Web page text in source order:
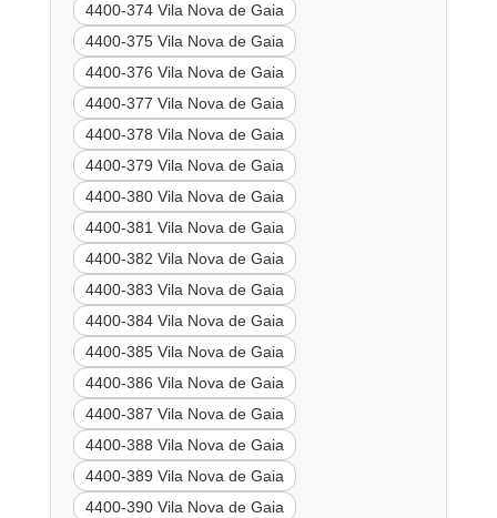
4400-374 Vila Nova de Gaia
4400-375 Vila Nova de Gaia
4400-376 Vila Nova de Gaia
4400-377 Vila Nova de Gaia
4400-378 Vila Nova de Gaia
4400-379 Vila Nova de Gaia
4400-380 Vila Nova de Gaia
4400-381 Vila Nova de Gaia
4400-382 Vila Nova de Gaia
4400-383 Vila Nova de Gaia
4400-384 Vila Nova de Gaia
4400-385 Vila Nova de Gaia
4400-386 Vila Nova de Gaia
4400-387 Vila Nova de Gaia
4400-388 Vila Nova de Gaia
4400-389 Vila Nova de Gaia
4400-390 Vila Nova de Gaia